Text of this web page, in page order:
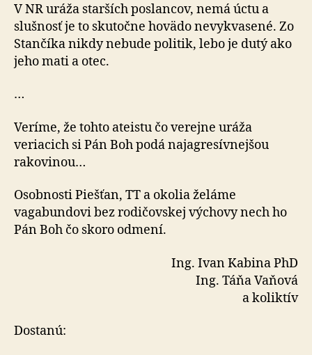
V NR uráža starších poslancov, nemá úctu a
slušnosť je to skutočne hovädo nevykvasené. Zo
Stančíka nikdy nebude politik, lebo je dutý ako
jeho mati a otec.
…
Veríme, že tohto ateistu čo verejne uráža
veriacich si Pán Boh podá najagresívnejšou
rakovinou…
Osobnosti Piešťan, TT a okolia želáme
vagabundovi bez rodičovskej výchovy nech ho
Pán Boh čo skoro odmení.
Ing. Ivan Kabina PhD
Ing. Táňa Vaňová
a koliktív
Dostanú: